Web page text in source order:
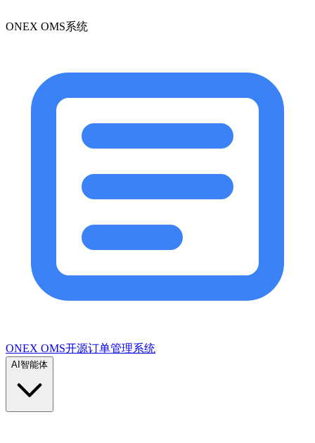
ONEX OMS系统
ONEX OMS开源订单管理系统
AI智能体